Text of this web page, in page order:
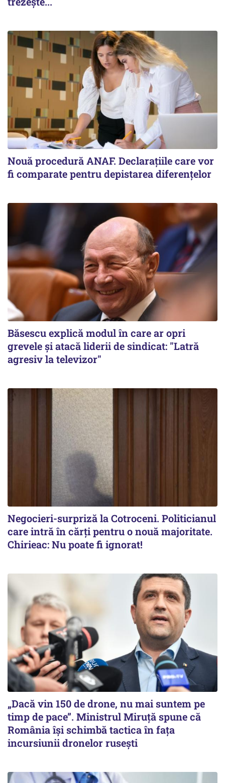
Nouă procedură ANAF. Declarațiile care vor
fi comparate pentru depistarea diferențelor
Băsescu explică modul în care ar opri
grevele și atacă liderii de sindicat: "Latră
agresiv la televizor"
Negocieri-surpriză la Cotroceni. Politicianul
care intră în cărți pentru o nouă majoritate.
Chirieac: Nu poate fi ignorat!
„Dacă vin 150 de drone, nu mai suntem pe
timp de pace”. Ministrul Miruţă spune că
România își schimbă tactica în fața
incursiunii dronelor rusești